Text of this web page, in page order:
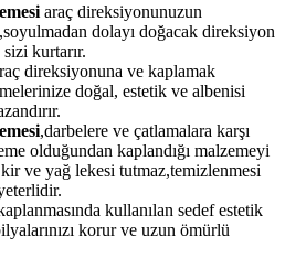
araç direksiyonunuzun
dolayı doğacak direksiyon
kurtarır.
direksiyonuna ve kaplamak
doğal, estetik ve albenisi
,darbelere ve çatlamalara karşı
olduğundan kaplandığı malzemeyi
ve yağ lekesi tutmaz,temizlenmesi
kullanılan sedef estetik
korur ve uzun ömürlü